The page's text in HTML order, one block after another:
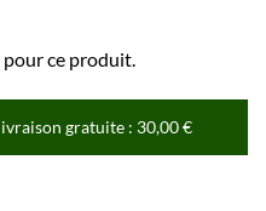
ce produit.
gratuite : 30,00 €